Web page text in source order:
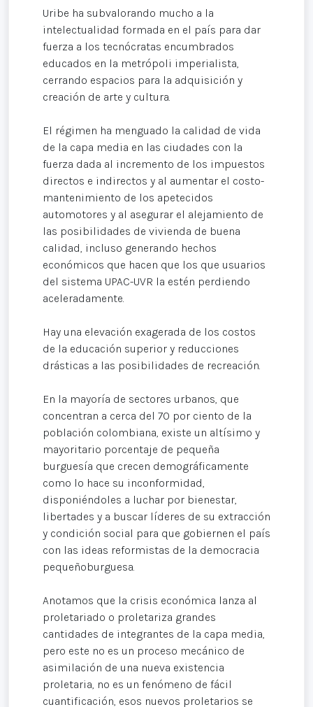
Uribe ha subvalorando mucho a la
intelectualidad formada en el país para dar
fuerza a los tecnócratas encumbrados
educados en la metrópoli imperialista,
cerrando espacios para la adquisición y
creación de arte y cultura.
El régimen ha menguado la calidad de vida
de la capa media en las ciudades con la
fuerza dada al incremento de los impuestos
directos e indirectos y al aumentar el costo-
mantenimiento de los apetecidos
automotores y al asegurar el alejamiento de
las posibilidades de vivienda de buena
calidad, incluso generando hechos
económicos que hacen que los que usuarios
del sistema UPAC-UVR la estén perdiendo
aceleradamente.
Hay una elevación exagerada de los costos
de la educación superior y reducciones
drásticas a las posibilidades de recreación.
En la mayoría de sectores urbanos, que
concentran a cerca del 70 por ciento de la
población colombiana, existe un altísimo y
mayoritario porcentaje de pequeña
burguesía que crecen demográficamente
como lo hace su inconformidad,
disponiéndoles a luchar por bienestar,
libertades y a buscar líderes de su extracción
y condición social para que gobiernen el país
con las ideas reformistas de la democracia
pequeñoburguesa.
Anotamos que la crisis económica lanza al
proletariado o proletariza grandes
cantidades de integrantes de la capa media,
pero este no es un proceso mecánico de
asimilación de una nueva existencia
proletaria, no es un fenómeno de fácil
cuantificación, esos nuevos proletarios se